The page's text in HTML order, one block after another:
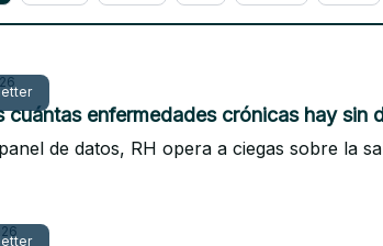
cuántas enfermedades crónicas hay sin
de datos, RH opera a ciegas sobre la